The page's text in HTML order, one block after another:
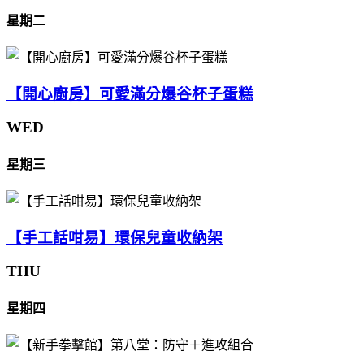
星期二
【開心廚房】可愛滿分爆谷杯子蛋糕
WED
星期三
【手工話咁易】環保兒童收納架
THU
星期四